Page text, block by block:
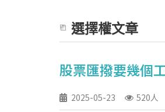
選擇權文章
股票匯撥要幾個
2025-05-23 520人